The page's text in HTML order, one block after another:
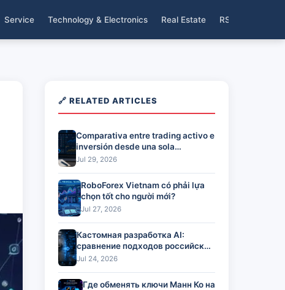
Service Technology & Electronics Real Estate RSS
🔗 RELATED ARTICLES
Comparativa entre trading activo e
inversión desde una sola
plataforma
Jul 29, 2026
RoboForex Vietnam có phải lựa
chọn tốt cho người mới?
Jul 27, 2026
Кастомная разработка AI:
сравнение подходов российских
команд
Jul 24, 2026
Где обменять ключи Манн Ко на